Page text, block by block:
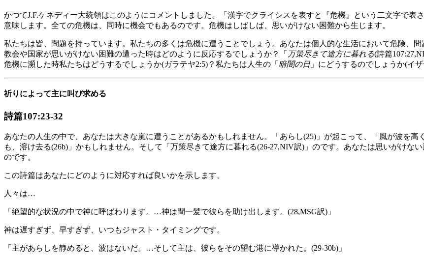
かつてJ.F.ケネディー大統領はこのようにコメントしました。「漢字でクライシスを表すと『危機』という二文字で
意味します。全ての危機は、同時に機会でもあるのです。危機はしばしば、思いがけない困難から生じます。
私たちは皆、問題を持っています。私たちの多くは危機に遭うことでしょう。あなたは個人的な生活において危険、
教会や国家が思いがけない困難の遭った時はどのように反応するでしょうか？「 万策尽きて途方に暮れる(詩篇
危機に瀕した時私たちはどうするでしょうか(ガラテヤ2:5)？私たちは人生の「 暗闇の日 」にどうするのでしょうか(イ
祈りによって主に叫び求める
詩篇107:23-32
あなたの人生の中で、あなたは大きな嵐に遭うことがあるかもしれません。「あらし(25)」が起こって、「風が波を
も、溶け去る(26b)」かもしれません。そして「万策尽きて途方に暮れる(26-27,NIV訳)」のです。あなたは思いがけな
のです。
この詩篇はあなたにどのように対応すれば良いかを示します。
人々は…
「絶望的な状況の中で神に呼ばわります。…神は間一髪で彼らを助け出します。(28,MSG訳)」
神は遅すぎず、早すぎず、いつもジャスト・タイミングです。
「主があらしを静めると、波はないだ。…そして主は、彼らをその望む港に導かれた。(29-30b)」